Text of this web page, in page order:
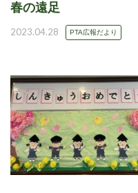
春の遠足
2023.04.28 PTA広報だより